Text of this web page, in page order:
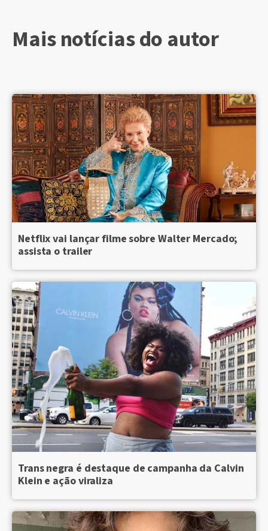
Mais notícias do autor
Netflix vai lançar filme sobre Walter Mercado;
assista o trailer
Trans negra é destaque de campanha da Calvin
Klein e ação viraliza